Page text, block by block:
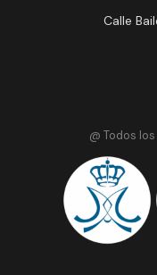
Calle
@ Todos